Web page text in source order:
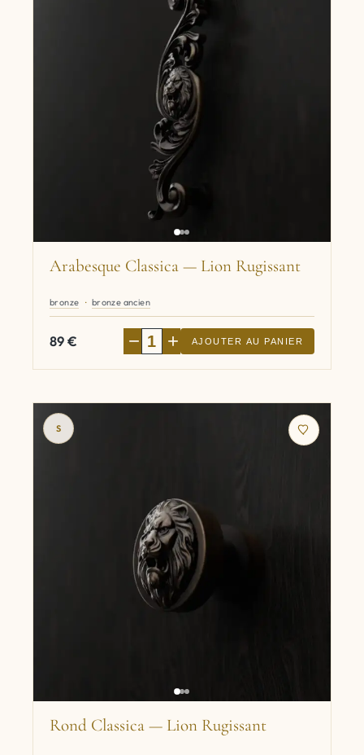
Arabesque Classica — Lion Rugissant
bronze bronze ancien
89€ − + AJOUTER AU PANIER
S
Rond Classica — Lion Rugissant